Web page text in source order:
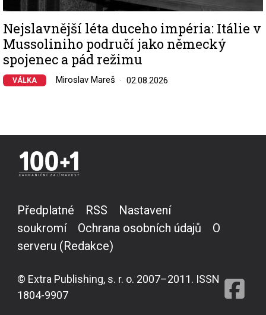
Nejslavnější léta duceho impéria: Itálie v
Mussoliniho područí jako německý
spojenec a pád režimu
VÁLKA Miroslav Mareš 02.08.2026
Předplatné RSS
Nastavení
soukromí
Ochrana osobních údajů
O
serveru (Redakce)
© Extra Publishing, s. r. o. 2007–2011. ISSN
1804-9907